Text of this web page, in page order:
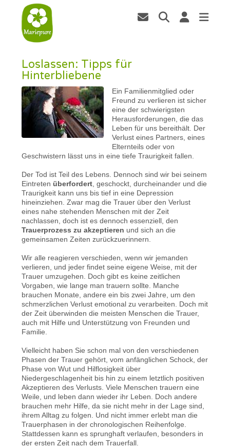
Loslassen: Tipps für
Hinterbliebene
Ein Familienmitglied oder
Freund zu verlieren ist sicher
eine der schwierigsten
Herausforderungen, die das
Leben für uns bereithält. Der
Verlust eines Partners, eines
Elternteils oder von
Geschwistern lässt uns in eine tiefe Traurigkeit fallen.
Der Tod ist Teil des Lebens. Dennoch sind wir bei seinem
Eintreten überfordert , geschockt, durcheinander und die
Traurigkeit kann uns bis tief in eine Depression
hineinziehen. Zwar mag die Trauer über den Verlust
eines nahe stehenden Menschen mit der Zeit
nachlassen, doch ist es dennoch essenziell, den
Trauerprozess zu akzeptieren und sich an die
gemeinsamen Zeiten zurückzuerinnern.
Wir alle reagieren verschieden, wenn wir jemanden
verlieren, und jeder findet seine eigene Weise, mit der
Trauer umzugehen. Doch gibt es keine zeitlichen
Vorgaben, wie lange man trauern sollte. Manche
brauchen Monate, andere ein bis zwei Jahre, um den
schmerzlichen Verlust emotional zu verarbeiten. Doch mit
der Zeit überwinden die meisten Menschen die Trauer,
auch mit Hilfe und Unterstützung von Freunden und
Familie.
Vielleicht haben Sie schon mal von den verschiedenen
Phasen der Trauer gehört, vom anfänglichen Schock, der
Phase von Wut und Hilflosigkeit über
Niedergeschlagenheit bis hin zu einem letztlich positiven
Akzeptieren des Verlusts. Viele Menschen trauern eine
Weile, und leben dann wieder ihr Leben. Doch andere
brauchen mehr Hilfe, da sie nicht mehr in der Lage sind,
ihrem Alltag zu folgen. Und nicht immer erlebt man die
Trauerphasen in der chronologischen Reihenfolge.
Stattdessen kann es sprunghaft verlaufen, besonders in
der ersten Zeit nach dem Trauerfall.